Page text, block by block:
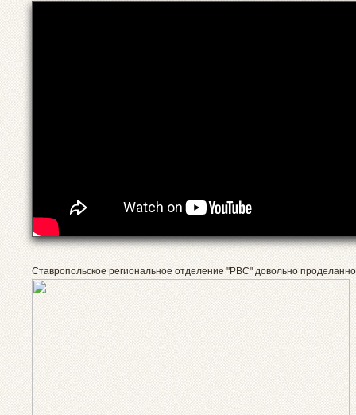
Ставропольское региональное отделение "РВС" довольно